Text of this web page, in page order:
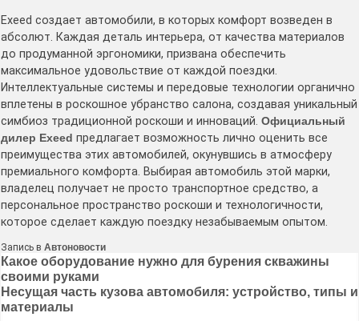
Exeed создает автомобили, в которых комфорт возведен в
абсолют. Каждая деталь интерьера, от качества материалов
до продуманной эргономики, призвана обеспечить
максимальное удовольствие от каждой поездки.
Интеллектуальные системы и передовые технологии органично
вплетены в роскошное убранство салона, создавая уникальный
симбиоз традиционной роскоши и инноваций. Официальный
дилер Exeed предлагает возможность лично оценить все
преимущества этих автомобилей, окунувшись в атмосферу
премиального комфорта. Выбирая автомобиль этой марки,
владелец получает не просто транспортное средство, а
персональное пространство роскоши и технологичности,
которое сделает каждую поездку незабываемым опытом.
Запись в Автоновости
Навигация
по
записям
Какое оборудование нужно для бурения скважины
своими руками
Несущая часть кузова автомобиля: устройство, типы и
материалы